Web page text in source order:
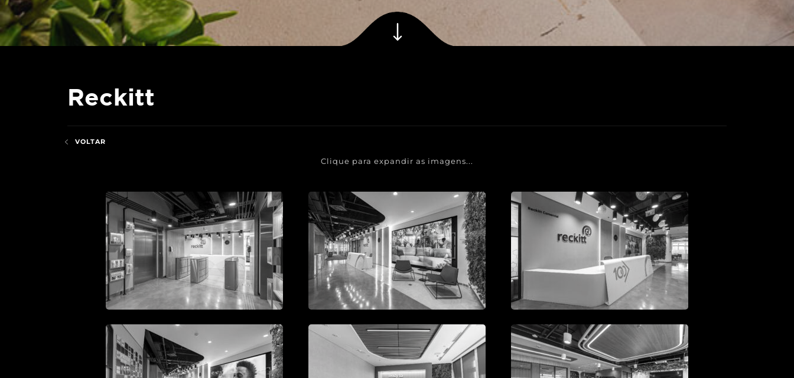
Reckitt
VOLTAR
Clique para expandir as imagens...